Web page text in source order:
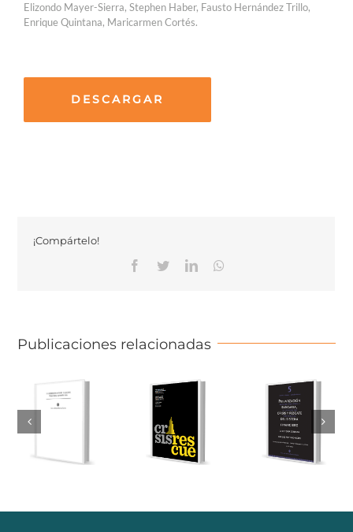
Elizondo Mayer-Sierra, Stephen Haber, Fausto Hernández Trillo,
Enrique Quintana, Maricarmen Cortés.
DESCARGAR
¡Compártelo!
Facebook
TwitterLinkedinWhatsapp
Publicaciones relacionadas